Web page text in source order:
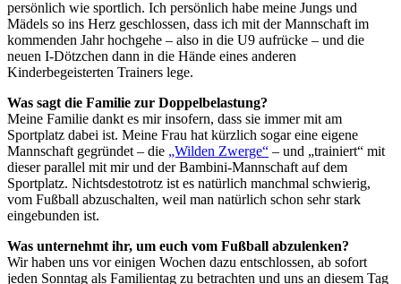
persönlich wie sportlich. Ich persönlich habe meine Jungs und
Mädels so ins Herz geschlossen, dass ich mit der Mannschaft im
kommenden Jahr hochgehe – also in die U9 aufrücke – und die
neuen I-Dötzchen dann in die Hände eines anderen
Kinderbegeisterten Trainers lege.
Was sagt die Familie zur Doppelbelastung?
Meine Familie dankt es mir insofern, dass sie immer mit am
Sportplatz dabei ist. Meine Frau hat kürzlich sogar eine eigene
Mannschaft gegründet – die „Wilden Zwerge“ – und „trainiert“ mit
dieser parallel mit mir und der Bambini-Mannschaft auf dem
Sportplatz. Nichtsdestotrotz ist es natürlich manchmal schwierig,
vom Fußball abzuschalten, weil man natürlich schon sehr stark
eingebunden ist.
Was unternehmt ihr, um euch vom Fußball abzulenken?
Wir haben uns vor einigen Wochen dazu entschlossen, ab sofort
jeden Sonntag als Familientag zu betrachten und uns an diesem Tag